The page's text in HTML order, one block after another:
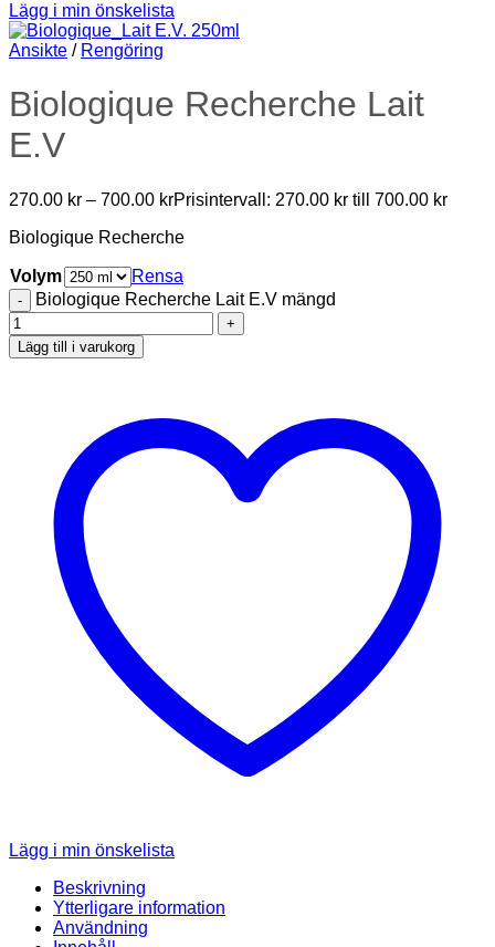
Lägg i min önskelista
Ansikte / Rengöring
Biologique Recherche Lait
E.V
270.00 kr – 700.00 krPrisintervall: 270.00 kr till 700.00 kr
Biologique Recherche
Volym
Rensa
Biologique Recherche Lait E.V mängd
Lägg till i varukorg
Lägg i min önskelista
Beskrivning
Ytterligare information
Användning